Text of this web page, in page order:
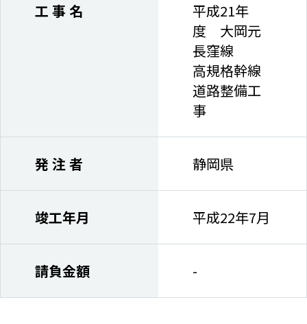
工 事 名
平成21年
度 大岡元
長窪線
高規格幹線
道路整備工
事
発 注 者 静岡県
竣工年月 平成22年7月
請負金額 -